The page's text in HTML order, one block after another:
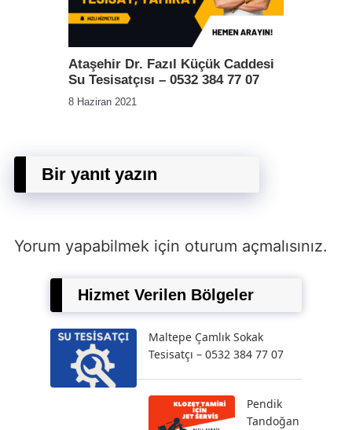
Ataşehir Dr. Fazıl Küçük Caddesi
Su Tesisatçısı – 0532 384 77 07
8 Haziran 2021
Bir yanıt yazın
Yorum yapabilmek için oturum açmalısınız.
Hizmet Verilen Bölgeler
Maltepe Çamlık Sokak
Tesisatçı – 0532 384 77 07
Pendik
Tandoğan